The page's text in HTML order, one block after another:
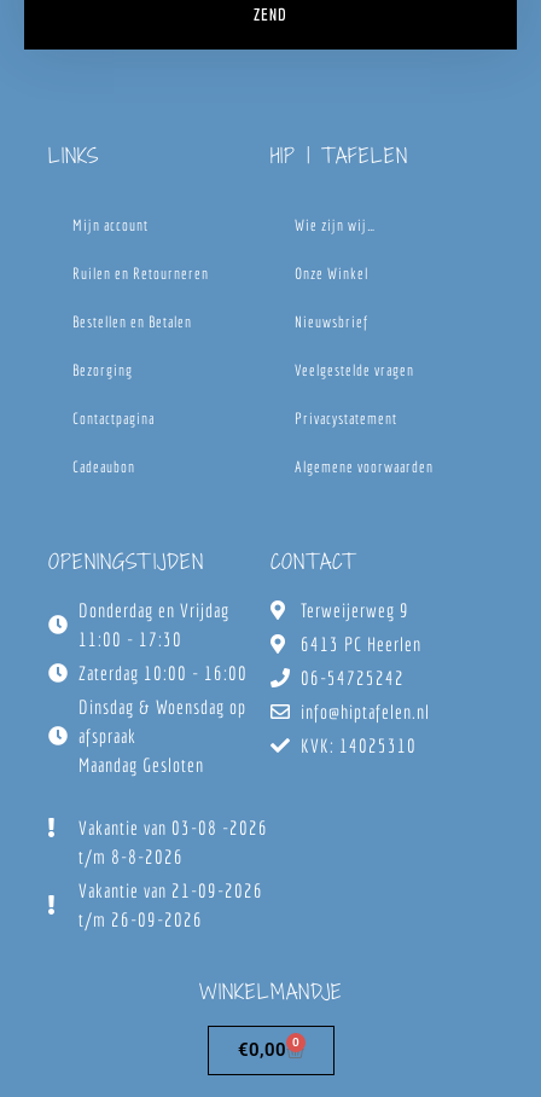
ZEND
LINKS
Mijn account
Ruilen en Retourneren
Bestellen en Betalen
Bezorging
Contactpagina
Cadeaubon
HIP | TAFELEN
Wie zijn wij…
Onze Winkel
Nieuwsbrief
Veelgestelde vragen
Privacystatement
Algemene voorwaarden
OPENINGSTIJDEN
Donderdag en Vrijdag
11:00 - 17:30
Zaterdag 10:00 - 16:00
Dinsdag & Woensdag op
afspraak
Maandag Gesloten
Vakantie van 03-08 -2026
t/m 8-8-2026
Vakantie van 21-09-2026
t/m 26-09-2026
CONTACT
Terweijerweg 9
6413 PC Heerlen
06-54725242
info@hiptafelen.nl
KVK: 14025310
WINKELMANDJE
€0,00 0